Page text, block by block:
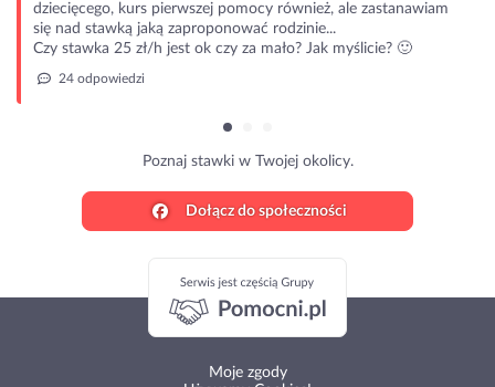
kurs pierwszej pomocy również, ale zastanawiam
stawką jaką zaproponować rodzinie...
25 zł/h jest ok czy za mało? Jak myślicie? 🙂
Poznaj stawki w Twojej okolicy.
Dołącz do społeczności
Moje zgody